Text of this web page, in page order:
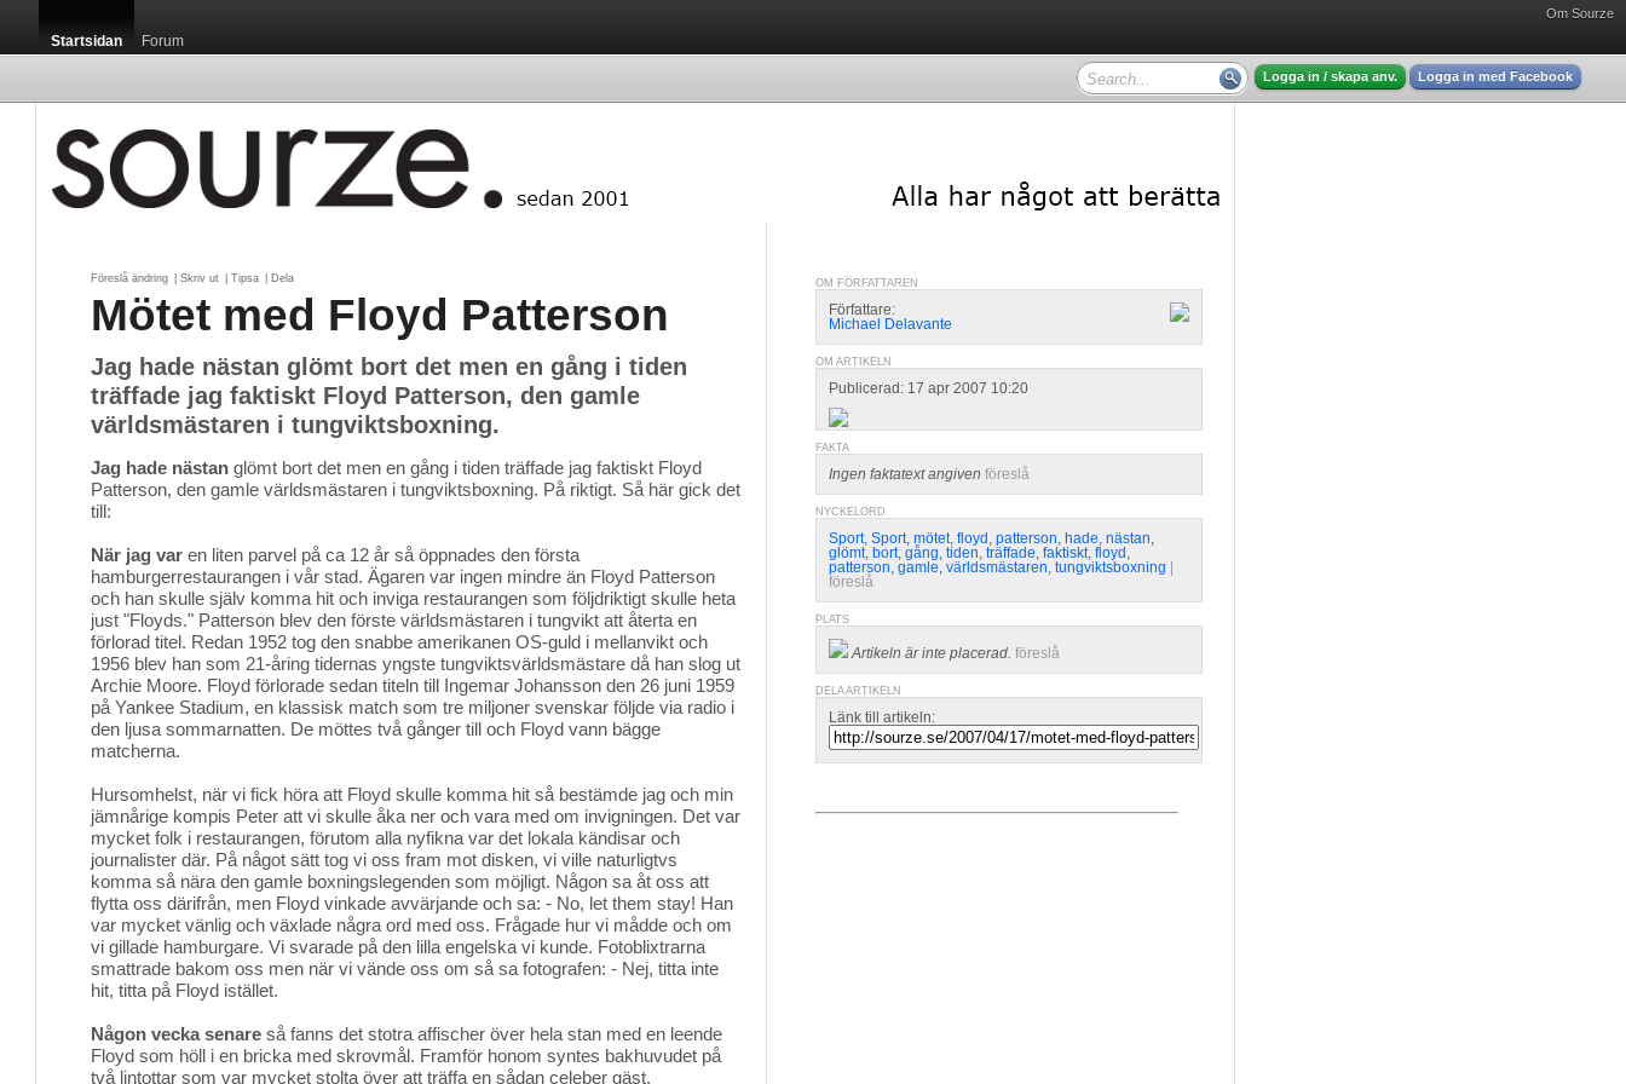
Om Sourze
Startsidan Forum
Logga in / skapa anv. Logga in med Facebook
Föreslå ändring Skriv ut Tipsa Dela
Mötet med Floyd Patterson
Jag hade nästan glömt bort det men en gång i tiden
träffade jag faktiskt Floyd Patterson, den gamle
världsmästaren i tungviktsboxning.
Jag hade nästan glömt bort det men en gång i tiden träffade jag faktiskt Floyd
Patterson, den gamle världsmästaren i tungviktsboxning. På riktigt. Så här gick det
till:
När jag var en liten parvel på ca 12 år så öppnades den första
hamburgerrestaurangen i vår stad. Ägaren var ingen mindre än Floyd Patterson
och han skulle själv komma hit och inviga restaurangen som följdriktigt skulle heta
just "Floyds." Patterson blev den förste världsmästaren i tungvikt att återta en
förlorad titel. Redan 1952 tog den snabbe amerikanen OS-guld i mellanvikt och
1956 blev han som 21-åring tidernas yngste tungviktsvärldsmästare då han slog ut
Archie Moore. Floyd förlorade sedan titeln till Ingemar Johansson den 26 juni 1959
på Yankee Stadium, en klassisk match som tre miljoner svenskar följde via radio i
den ljusa sommarnatten. De möttes två gånger till och Floyd vann bägge
matcherna.
Hursomhelst, när vi fick höra att Floyd skulle komma hit så bestämde jag och min
jämnårige kompis Peter att vi skulle åka ner och vara med om invigningen. Det var
mycket folk i restaurangen, förutom alla nyfikna var det lokala kändisar och
journalister där. På något sätt tog vi oss fram mot disken, vi ville naturligtvs
komma så nära den gamle boxningslegenden som möjligt. Någon sa åt oss att
flytta oss därifrån, men Floyd vinkade avvärjande och sa: - No, let them stay! Han
var mycket vänlig och växlade några ord med oss. Frågade hur vi mådde och om
vi gillade hamburgare. Vi svarade på den lilla engelska vi kunde. Fotoblixtrarna
smattrade bakom oss men när vi vände oss om så sa fotografen: - Nej, titta inte
hit, titta på Floyd istället.
Någon vecka senare så fanns det stotra affischer över hela stan med en leende
Floyd som höll i en bricka med skrovmål. Framför honom syntes bakhuvudet på
två lintottar som var mycket stolta över att träffa en sådan celeber gäst.
OM FÖRFATTAREN
Författare:
Michael Delavante
OM ARTIKELN
Publicerad: 17 apr 2007 10:20
FAKTA
Ingen faktatext angiven föreslå
NYCKELORD
Sport, Sport, mötet, floyd , patterson, hade, nästan,
glömt, bort, gång, tiden, träffade, faktiskt, floyd ,
patterson, gamle, världsmästaren, tungviktsboxning
föreslå
PLATS
Artikeln är inte placerad. föreslå
DELA ARTIKELN
Länk till artikeln: